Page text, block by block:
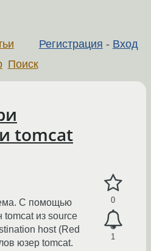
Регистрация - Вход
Поиск
tomcat
0
1
С помощью
tomcat из source
host (Red
юзер tomcat.